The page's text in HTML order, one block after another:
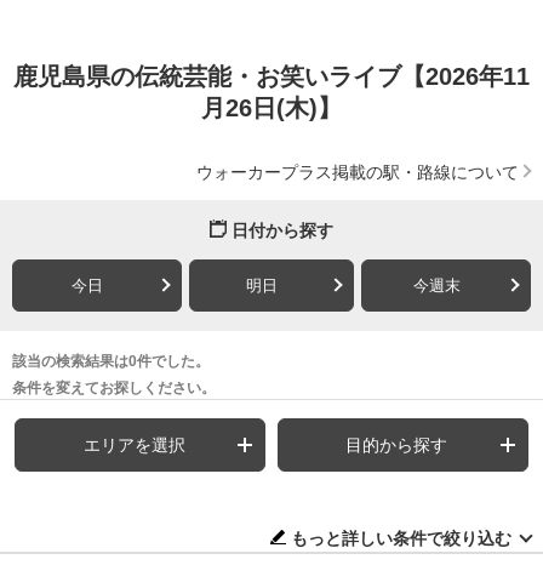
鹿児島県の伝統芸能・お笑いライブ【2026年11
月26日(木)】
ウォーカープラス掲載の駅・路線について
日付から探す
今日 明日 今週末
該当の検索結果は0件でした。
条件を変えてお探しください。
エリアを選択 目的から探す
もっと詳しい条件で絞り込む